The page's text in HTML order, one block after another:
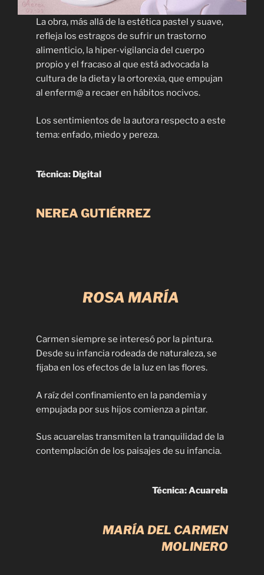
La obra, más allá de la estética pastel y suave,
refleja los estragos de sufrir un trastorno
alimenticio, la hiper-vigilancia del cuerpo
propio y el fracaso al que está advocada la
cultura de la dieta y la ortorexia, que empujan
al enferm@ a recaer en hábitos nocivos.
Los sentimientos de la autora respecto a este
tema: enfado, miedo y pereza.
Técnica: Digital
NEREA GUTIÉRREZ
ROSA MARÍA
Carmen siempre se interesó por la pintura.
Desde su infancia rodeada de naturaleza, se
fijaba en los efectos de la luz en las flores.
A raíz del confinamiento en la pandemia y
empujada por sus hijos comienza a pintar.
Sus acuarelas transmiten la tranquilidad de la
contemplación de los paisajes de su infancia.
Técnica: Acuarela
MARÍA DEL CARMEN
MOLINERO